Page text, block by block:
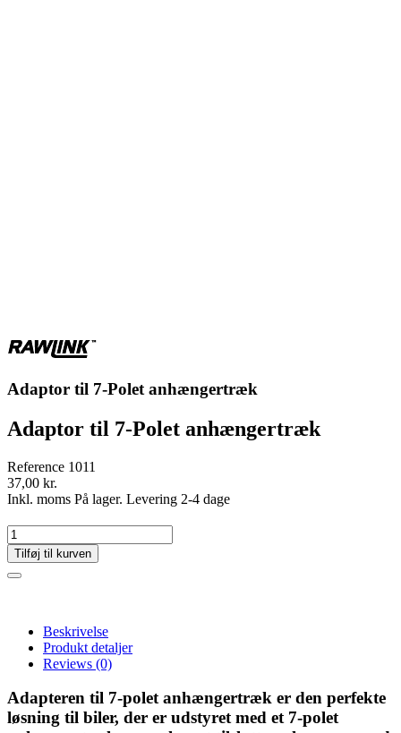
Adaptor til 7-Polet anhængertræk
Adaptor til 7-Polet anhængertræk
Reference 1011
37,00 kr.
Inkl. moms På lager. Levering 2-4 dage
Tilføj til kurven
Beskrivelse
Produkt detaljer
Reviews (0)
Adapteren til 7-polet anhængertræk er den perfekte
løsning til biler, der er udstyret med et 7-polet